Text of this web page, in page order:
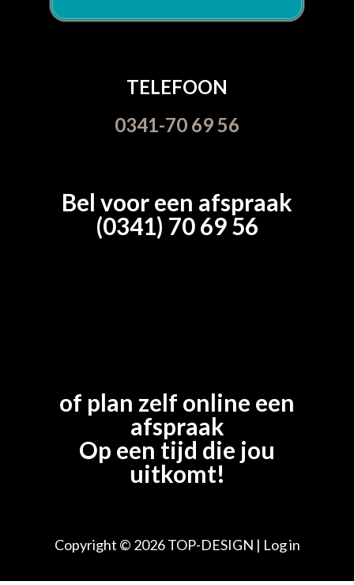
TELEFOON
0341-70 69 56
Bel voor een afspraak
(0341) 70 69 56
of plan zelf online een
afspraak
Op een tijd die jou
uitkomt!
Copyright © 2026TOP-DESIGN | Log in